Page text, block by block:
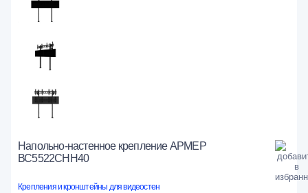
Напольно-настенное крепление АРМЕР
ВС5522СНН40
Крепления и кронштейны для видеостен